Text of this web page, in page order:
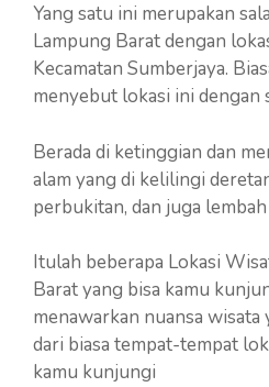
Yang satu ini merupakan
Lampung Barat dengan
Kecamatan Sumberjaya.
menyebut lokasi ini dengan
Berada di ketinggian dan
alam yang di kelilingi
perbukitan, dan juga lembah
Itulah beberapa Lokasi
Barat yang bisa kamu
menawarkan nuansa
dari biasa tempat-tempat
kamu kunjungi